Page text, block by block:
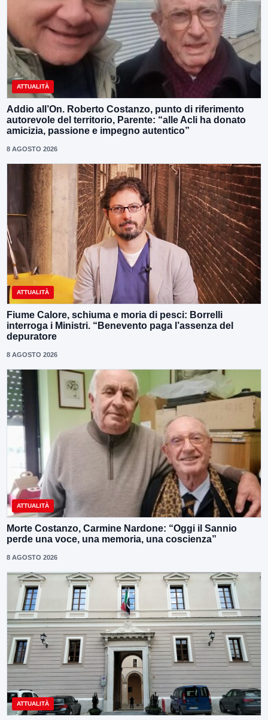
ATTUALITÀ
Addio all’On. Roberto Costanzo, punto di riferimento
autorevole del territorio, Parente: “alle Acli ha donato
amicizia, passione e impegno autentico”
8 AGOSTO 2026
ATTUALITÀ
Fiume Calore, schiuma e moria di pesci: Borrelli
interroga i Ministri. “Benevento paga l’assenza del
depuratore
8 AGOSTO 2026
ATTUALITÀ
Morte Costanzo, Carmine Nardone: “Oggi il Sannio
perde una voce, una memoria, una coscienza”
8 AGOSTO 2026
ATTUALITÀ